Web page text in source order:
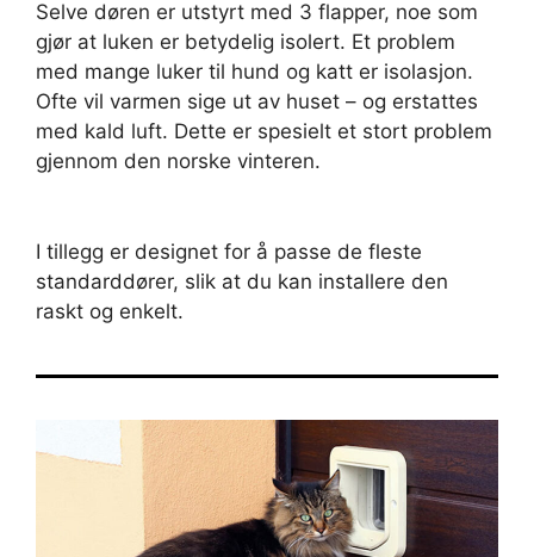
Selve døren er utstyrt med 3 flapper, noe som
gjør at luken er betydelig isolert. Et problem
med mange luker til hund og katt er isolasjon.
Ofte vil varmen sige ut av huset – og erstattes
med kald luft. Dette er spesielt et stort problem
gjennom den norske vinteren.
I tillegg er designet for å passe de fleste
standarddører, slik at du kan installere den
raskt og enkelt.